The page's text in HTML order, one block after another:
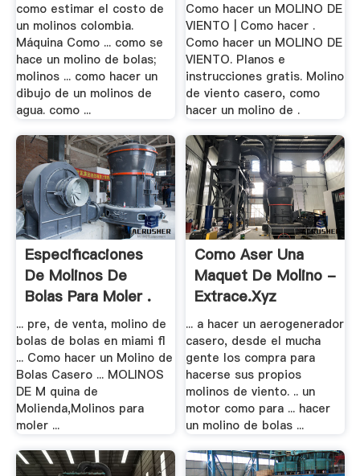
como estimar el costo de
un molinos colombia.
Máquina Como ... como se
hace un molino de bolas;
molinos ... como hacer un
dibujo de un molinos de
agua. como ...
Como hacer un MOLINO DE
VIENTO | Como hacer .
Como hacer un MOLINO DE
VIENTO. Planos e
instrucciones gratis. Molino
de viento casero, como
hacer un molino de .
Especificaciones
De Molinos De
Bolas Para Moler .
... pre, de venta, molino de
bolas de bolas en miami fl
... Como hacer un Molino de
Bolas Casero ... MOLINOS
DE M quina de
Molienda,Molinos para
moler ...
Como Aser Una
Maquet De Molino -
Extrace.xyz
... a hacer un aerogenerador
casero, desde el mucha
gente los compra para
hacerse sus propios
molinos de viento. .. un
motor como para ... hacer
un molino de bolas ...